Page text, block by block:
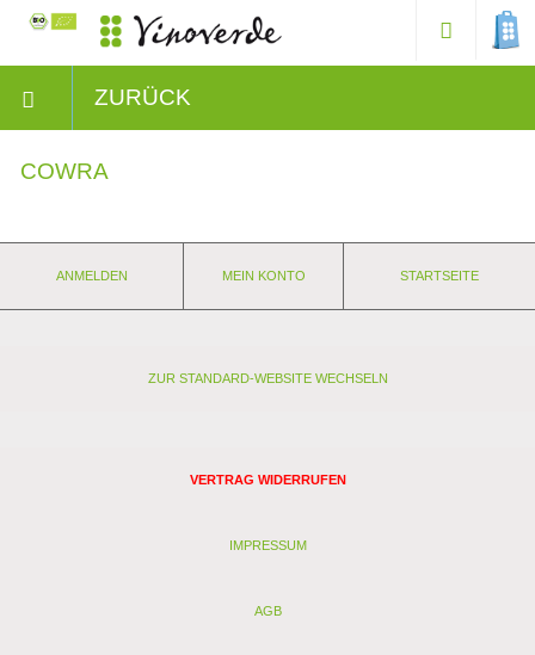
ZURÜCK
COWRA
ANMELDEN MEIN KONTO STARTSEITE
ZUR STANDARD-WEBSITE WECHSELN
VERTRAG WIDERRUFEN
IMPRESSUM
AGB